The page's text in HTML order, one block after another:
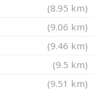
(8.95 km)
(9.06 km)
(9.46 km)
(9.5 km)
(9.51 km)